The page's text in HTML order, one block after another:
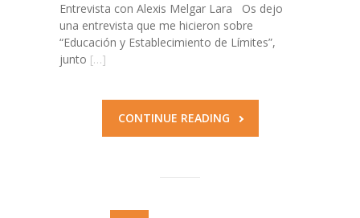
Entrevista con Alexis Melgar Lara Os dejo
una entrevista que me hicieron sobre
“Educación y Establecimiento de Límites”,
junto […]
CONTINUE READING